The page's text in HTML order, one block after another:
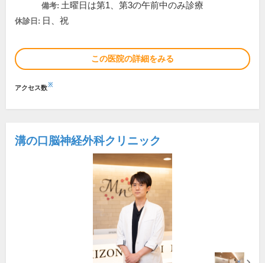
備考: 土曜日は第1、第3の午前中のみ診療
休診日: 日、祝
この医院の詳細をみる
アクセス数※
溝の口脳神経外科クリニック